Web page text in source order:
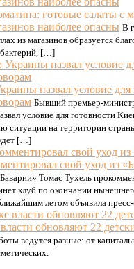
готовые салаты с
наиболее опасны В
из магазинов образуется
[…]
назвал условие для
Бывший премьер-
условие для готовности
ситуации на территории
[…]
свой уход из
Томас Тухель
клуб по окончании
летом объявила
обновляют 22
ведутся разные: от